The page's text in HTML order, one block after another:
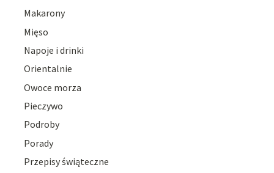
Makarony
Mięso
Napoje i drinki
Orientalnie
Owoce morza
Pieczywo
Podroby
Porady
Przepisy świąteczne